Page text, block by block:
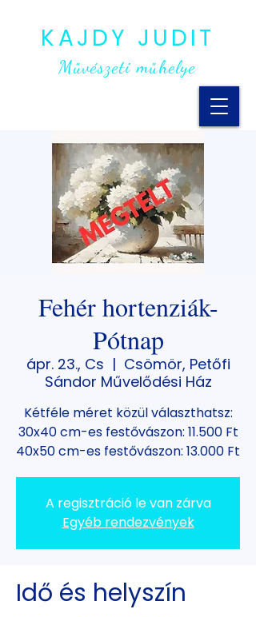
KAJDY JUDIT
Művészeti műhelye
Fehér hortenziák-
Pótnap
ápr. 23., Cs
  |
Csömör, Petőfi
Sándor Művelődési Ház
Kétféle méret közül választhatsz:
30x40 cm-es festővászon: 11.500 Ft
40x50 cm-es festővászon: 13.000 Ft
A regisztráció le van zárva
Egyéb rendezvények
Idő és helyszín